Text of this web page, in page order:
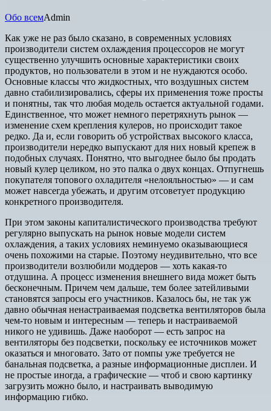
Обо всемAdmin
Как уже не раз было сказано, в современных условиях
производители систем охлаждения процессоров не могут
существенно улучшить основные характеристики своих
продуктов, но пользователи в этом и не нуждаются особо.
Основные классы что жидкостных, что воздушных систем
давно стабилизировались, сферы их применения тоже просты
и понятны, так что любая модель остается актуальной годами.
Единственное, что может немного перетряхнуть рынок —
изменение схем крепления кулеров, но происходит такое
редко. Да и, если говорить об устройствах высокого класса,
производители нередко выпускают для них новый крепеж в
подобных случаях. Понятно, что выгоднее было бы продать
новый кулер целиком, но это палка о двух концах. Отпугнешь
покупателя топового охладителя «нелояльностью» — и сам
может навсегда убежать, и другим отсоветует продукцию
конкретного производителя.
При этом законы капиталистического производства требуют
регулярно выпускать на рынок новые модели систем
охлаждения, а таких условиях неминуемо оказывающиеся
очень похожими на старые. Поэтому неудивительно, что все
производители возлюбили моддеров — хоть какая-то
отдушина. А процесс изменения внешнего вида может быть
бесконечным. Причем чем дальше, тем более затейливыми
становятся запросы его участников. Казалось бы, не так уж
давно обычная ненастраиваемая подсветка вентиляторов была
чем-то новым и интересным — теперь и настраиваемой
никого не удивишь. Даже наоборот — есть запрос на
вентиляторы без подсветки, поскольку ее источников может
оказаться и многовато. Зато от помпы уже требуется не
банальная подсветка, а разные информационные дисплеи. И
не простые иногда, а графические — чтоб и свою картинку
загрузить можно было, и настраивать выводимую
информацию гибко.